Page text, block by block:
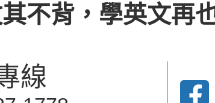
不背，學英文再
線